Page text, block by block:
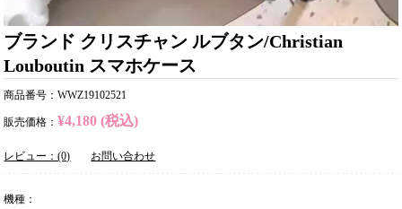
ブランド クリスチャン ルブタン/Christian
Louboutin スマホケース
商品番号：WWZ19102521
販売価格： ¥4,180 (税込)
レビュー：(0) お問い合わせ
機種：